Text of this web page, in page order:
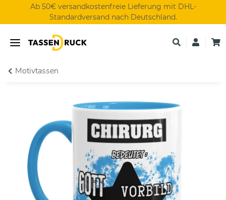
Ab 50€ versandkostenfreie Lieferung mit DHL-
Standardversand nach Deutschland.
Motivtassen